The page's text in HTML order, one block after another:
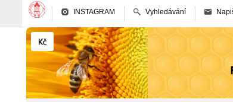
INSTAGRAM Vyhledávání